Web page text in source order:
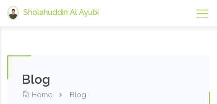
Sholahuddin Al Ayubi
Blog
Home Blog